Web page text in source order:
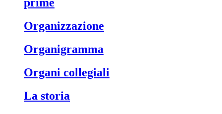
prime
organizzazione
organigramma
organi collegiali
la storia